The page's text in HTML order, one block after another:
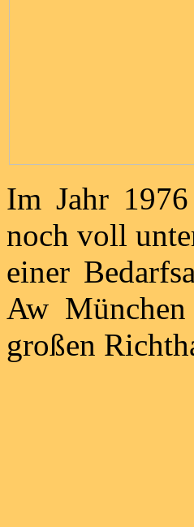
Im Jahr
noch voll
einer
Aw
großen